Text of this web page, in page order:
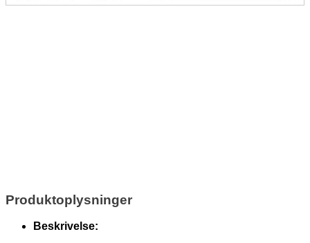
Produktoplysninger
Beskrivelse: